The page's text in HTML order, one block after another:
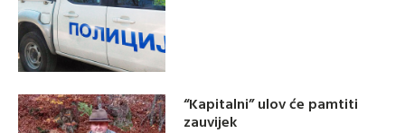
“Kapitalni” ulov će pamtiti
zauvijek